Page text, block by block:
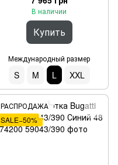
В наличии
Купить
Международный размер
S M L XXL
РАСПРОДАЖА
SALE−50%